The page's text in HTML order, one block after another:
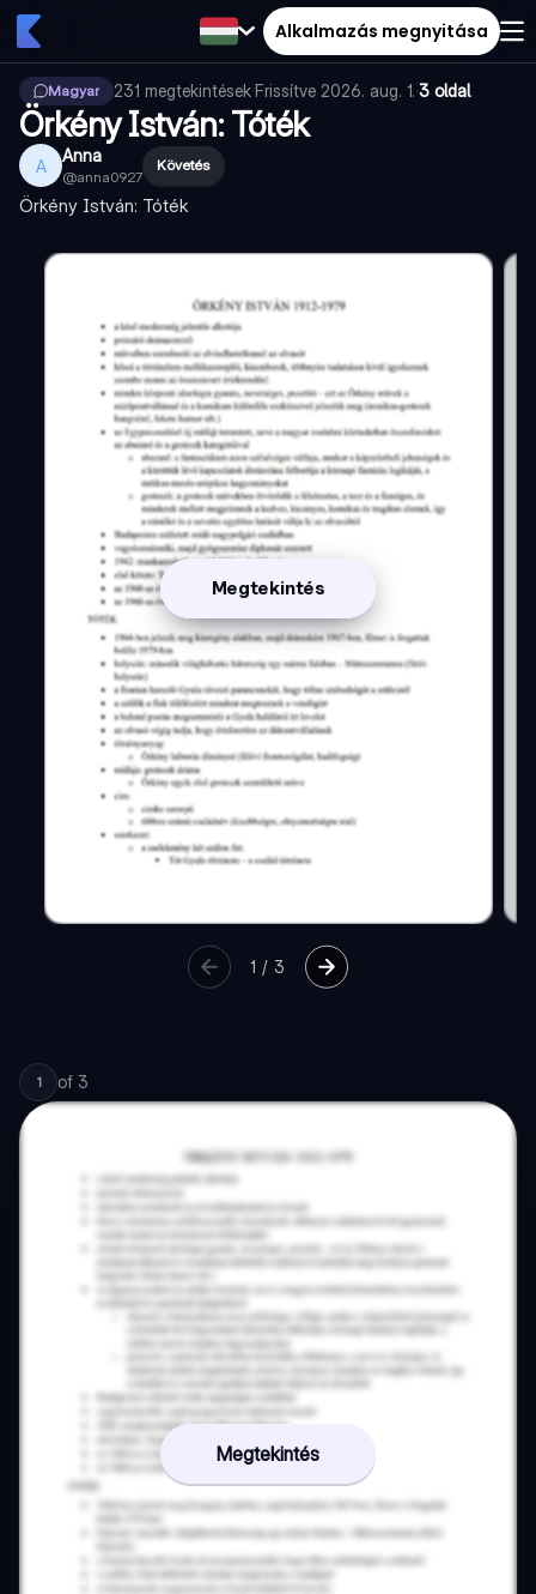
Alkalmazás megnyitása
Magyar 231 megtekintések·Frissítve 2026. aug. 1.·3 oldal
Örkény István: Tóték
A Anna
@anna0927
Követés
Örkény István: Tóték
Megtekintés
1 / 3
1 of 3
Megtekintés